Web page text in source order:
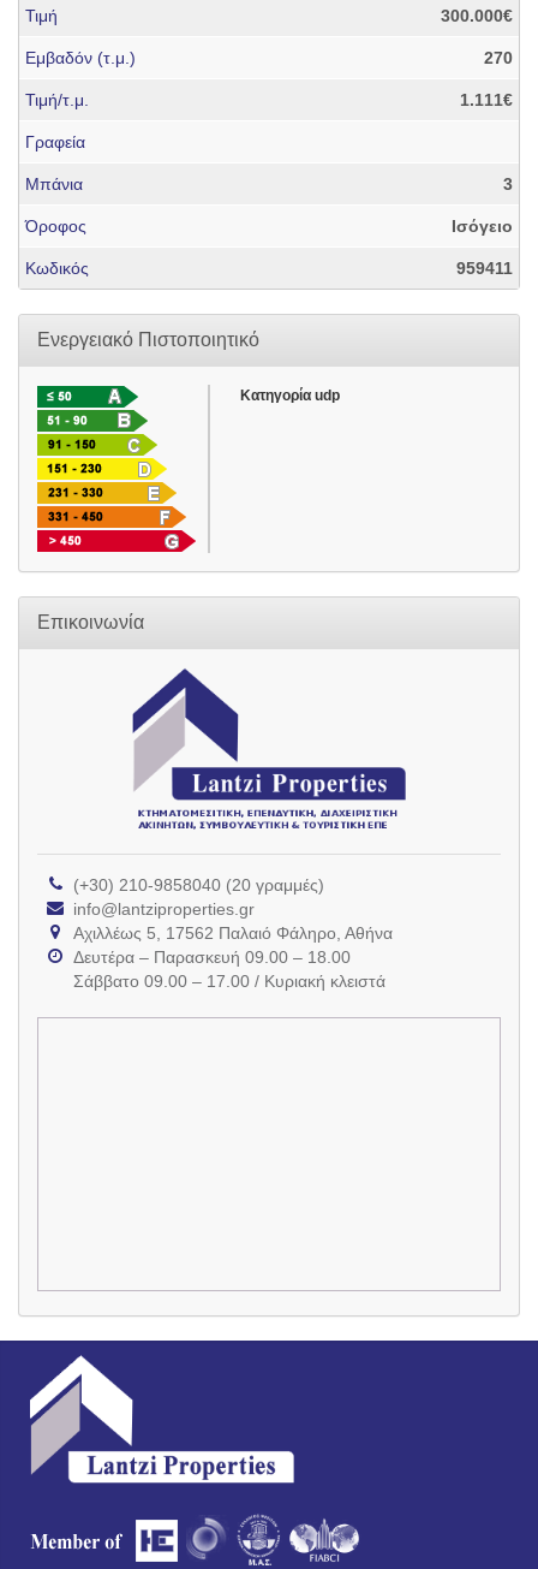
Τιμή 300.000€
Εμβαδόν (τ.μ.) 270
Τιμή/τ.μ. 1.111€
Γραφεία
Μπάνια 3
Όροφος Ισόγειο
Κωδικός 959411
Ενεργειακό Πιστοποιητικό
Κατηγορία udp
Επικοινωνία
(+30) 210-9858040 (20 γραμμές)
info@lantziproperties.gr
Αχιλλέως 5, 17562 Παλαιό Φάληρο, Αθήνα
Δευτέρα – Παρασκευή 09.00 – 18.00
Σάββατο 09.00 – 17.00 / Κυριακή κλειστά